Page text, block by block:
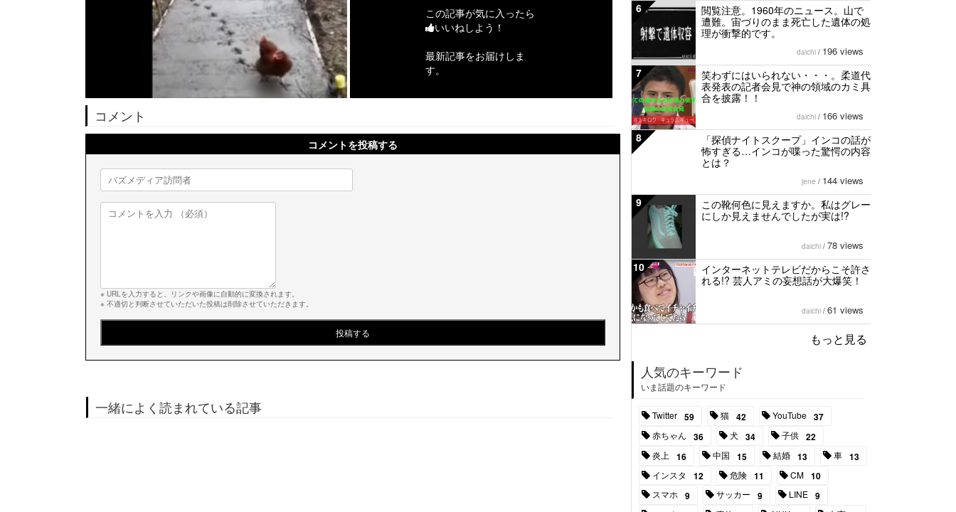
この記事が気に入ったら
いいねしよう！
最新記事をお届けしま
す。
コメント
コメントを投稿する
※ URLを入力すると、リンクや画像に自動的に変換されます。
※ 不適切と判断させていただいた投稿は削除させていただきます。
一緒によく読まれている記事
6
閲覧注意。1960年のニュース。山で
遭難。宙づりのまま死亡した遺体の処
理が衝撃的です。
daichi / 196 views
7
笑わずにはいられない・・・。柔道代
表発表の記者会見で神の領域のカミ具
合を披露！！
daichi / 166 views
8
「探偵ナイトスクープ」インコの話が
怖すぎる…インコが喋った驚愕の内容
とは？
jene / 144 views
9
この靴何色に見えますか。私はグレー
にしか見えませんでしたが実は!?
daichi / 78 views
10
インターネットテレビだからこそ許さ
れる!? 芸人アミの妄想話が大爆笑！
daichi / 61 views
もっと見る
人気のキーワード
いま話題のキーワード
Twitter 59 猫 42 YouTube 37
赤ちゃん 36 犬 34 子供 22
炎上 16 中国 15 結婚 13 車 13
インスタ 12 危険 11 CM 10
スマホ 9 サッカー 9 LINE 9